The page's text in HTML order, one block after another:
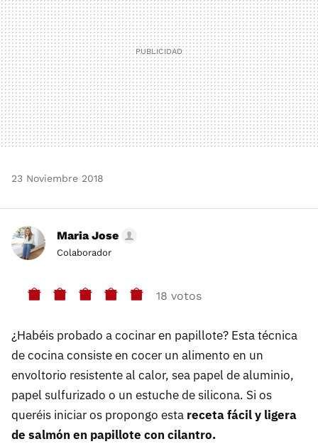
23 Noviembre 2018
Maria Jose
Colaborador
18 votos
¿Habéis probado a cocinar en papillote? Esta técnica
de cocina consiste en cocer un alimento en un
envoltorio resistente al calor, sea papel de aluminio,
papel sulfurizado o un estuche de silicona. Si os
queréis iniciar os propongo esta receta fácil y ligera
de salmón en papillote con cilantro.